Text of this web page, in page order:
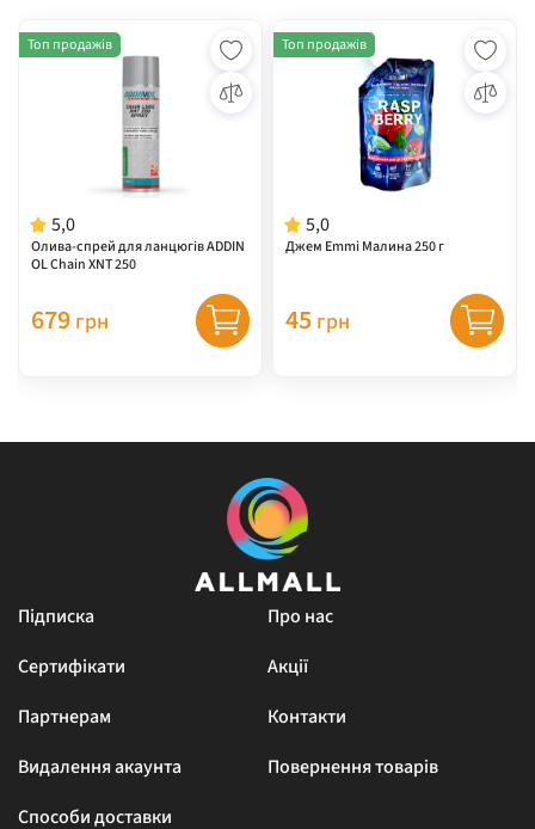
5,0
Олива-спрей для ланцюгів ADDIN
OL Chain XNT 250
Топ продажів
679 грн
5,0
Джем Emmi Малина 250 г
Топ продажів
45 грн
Підписка
Про нас
Сертифікати
Акції
Партнерам
Контакти
Видалення акаунта
Повернення товарів
Способи доставки